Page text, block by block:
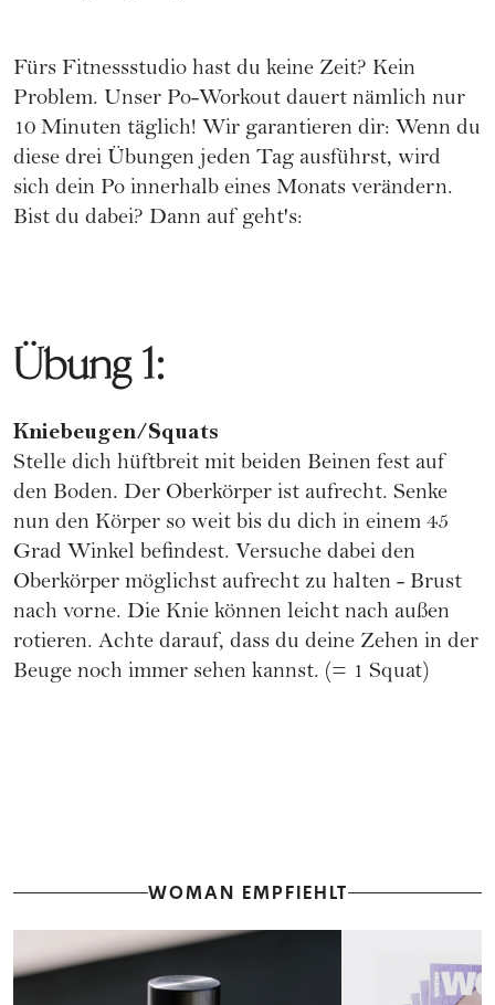
Fürs Fitnessstudio hast du keine Zeit? Kein
Problem. Unser Po-Workout dauert nämlich nur
10 Minuten täglich! Wir garantieren dir: Wenn du
diese drei Übungen jeden Tag ausführst, wird
sich dein Po innerhalb eines Monats verändern.
Bist du dabei? Dann auf geht's:
Übung 1:
Kniebeugen/Squats
Stelle dich hüftbreit mit beiden Beinen fest auf
den Boden. Der Oberkörper ist aufrecht. Senke
nun den Körper so weit bis du dich in einem 45
Grad Winkel befindest. Versuche dabei den
Oberkörper möglichst aufrecht zu halten - Brust
nach vorne. Die Knie können leicht nach außen
rotieren. Achte darauf, dass du deine Zehen in der
Beuge noch immer sehen kannst. (= 1 Squat)
WOMAN EMPFIEHLT